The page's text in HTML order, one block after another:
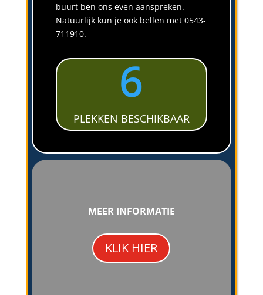
buurt ben ons even aanspreken.
Natuurlijk kun je ook bellen met 0543-
711910.
6
PLEKKEN BESCHIKBAAR
MEER INFORMATIE
KLIK HIER